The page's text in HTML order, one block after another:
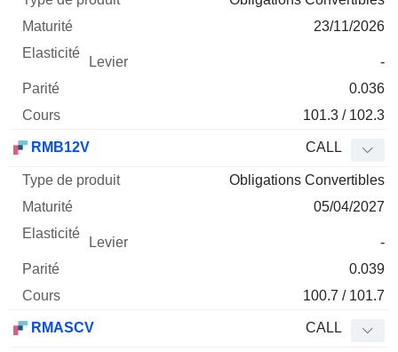
23/11/2026
-
0.036
101.3 / 102.3
RMB12V CALL
Obligations Convertibles
05/04/2027
-
0.039
100.7 / 101.7
RMASCV CALL